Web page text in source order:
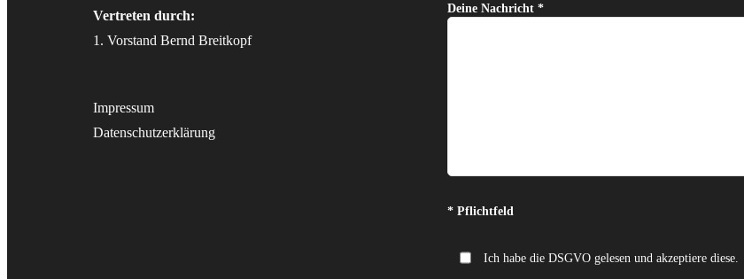
Vertreten durch:
1. Vorstand Bernd Breitkopf
Impressum
Datenschutzerklärung
Deine Nachricht *
Bitte lasse dieses Feld leer.
* Pflichtfeld
Ich habe die DSGVO gelesen und akzeptiere diese.